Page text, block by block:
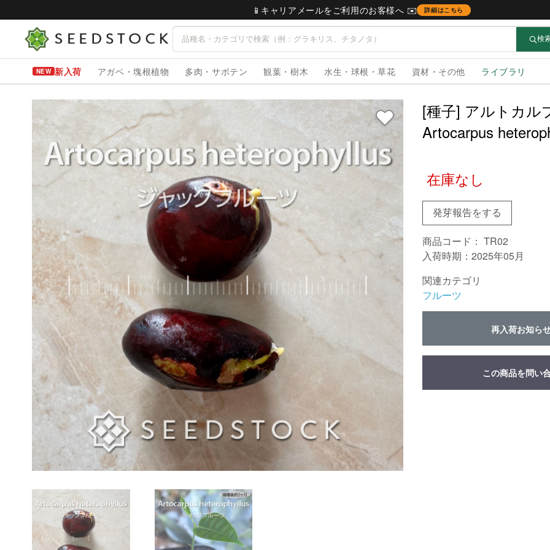
📱キャリアメールをご利用のお客様へ ✉️ 詳細はこちら
検
新入荷 アガベ・塊根植物 多肉・サボテン 観葉・樹木 水生・球根・草花 資材・その他 ライブラリ
[種子] アルトカル
Artocarpus
在庫なし
発芽報告をする
商品コード： TR02
入荷時期：2025年05月
関連カテゴリ
フルーツ
再入荷お知ら
この商品を問い